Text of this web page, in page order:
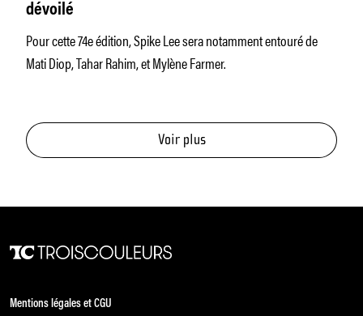
dévoilé
Pour cette 74e édition, Spike Lee sera notamment entouré de
Mati Diop, Tahar Rahim, et Mylène Farmer.
Voir plus
Mentions légales et CGU